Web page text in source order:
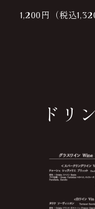
1,200円（税込
ドリ